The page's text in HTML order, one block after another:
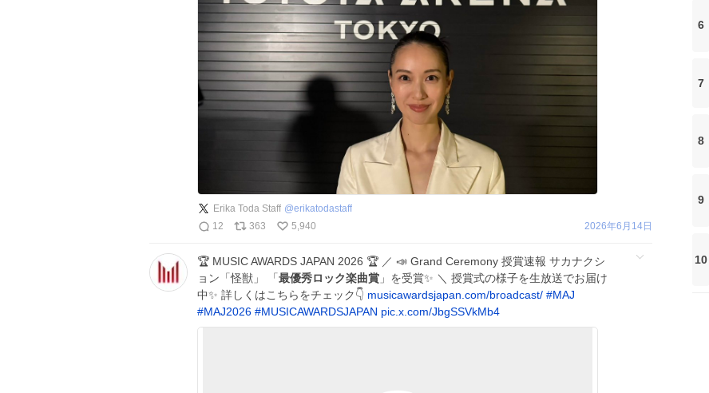
Erika Toda Staff @erikatodastaff
12
363 5,940 2026年6月14日
🏆 MUSIC AWARDS JAPAN 2026 🏆 ／ 📣 Grand Ceremony 授賞速報 サカナクシ
ョン「怪獣」 「 最優秀ロック楽曲賞 」を受賞✨ ＼ 授賞式の様子を生放送でお届け
中✨️ 詳しくはこちらをチェック👇 musicawardsjapan.com/broadcast/ #MAJ
#MAJ2026 #MUSICAWARDSJAPAN pic.x.com/JbgSSVkMb4
6
7
8
9
10